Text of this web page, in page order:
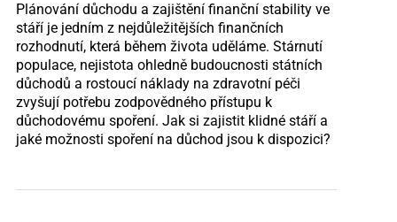
Plánování důchodu a zajištění finanční stability ve
stáří je jedním z nejdůležitějších finančních
rozhodnutí, která během života uděláme. Stárnutí
populace, nejistota ohledně budoucnosti státních
důchodů a rostoucí náklady na zdravotní péči
zvyšují potřebu zodpovědného přístupu k
důchodovému spoření. Jak si zajistit klidné stáří a
jaké možnosti spoření na důchod jsou k dispozici?